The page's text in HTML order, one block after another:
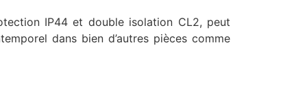
IP44 et double isolation CL2, peut
dans bien d’autres pièces comme